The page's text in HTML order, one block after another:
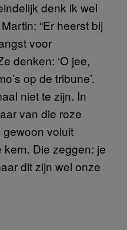
denk ik wel
“Er heerst bij
voor
denken: ‘O jee,
op de tribune’.
niet te zijn. In
van die roze
voluit
Die zeggen: je
dit zijn wel onze